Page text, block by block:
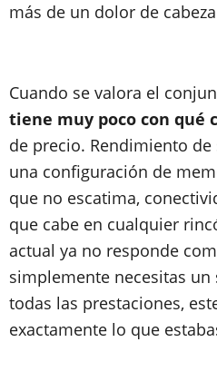
más de un dolor de
Cuando se valora el
tiene muy poco con qué
de precio. Rendimiento
una configuración de
que no escatima,
que cabe en cualquier
actual ya no responde
simplemente necesitas
todas las prestaciones,
exactamente lo que